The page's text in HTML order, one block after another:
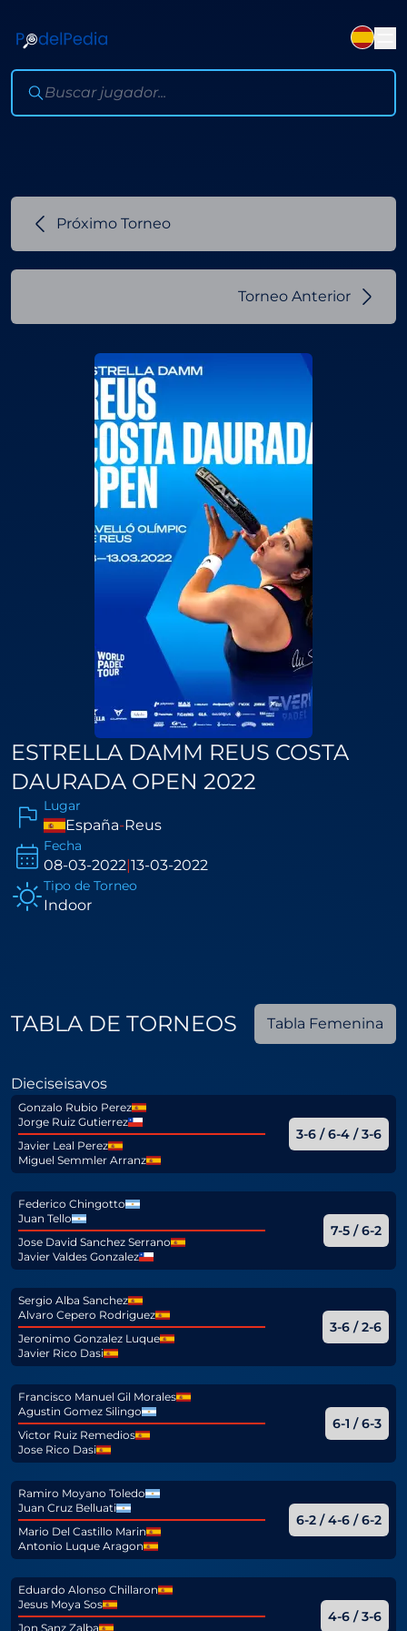
Próximo Torneo
Torneo Anterior
ESTRELLA DAMM REUS COSTA
DAURADA OPEN 2022
Lugar
España-Reus
Fecha
08-03-2022|13-03-2022
Tipo de Torneo
Indoor
TABLA DE TORNEOS Tabla Femenina
Dieciseisavos
Gonzalo Rubio Perez
Jorge Ruiz Gutierrez
Javier Leal Perez
Miguel Semmler Arranz
3-6 / 6-4 / 3-6
Federico Chingotto
Juan Tello
Jose David Sanchez Serrano
Javier Valdes Gonzalez
7-5 / 6-2
Sergio Alba Sanchez
Alvaro Cepero Rodriguez
Jeronimo Gonzalez Luque
Javier Rico Dasi
3-6 / 2-6
Francisco Manuel Gil Morales
Agustin Gomez Silingo
Victor Ruiz Remedios
Jose Rico Dasi
6-1 / 6-3
Ramiro Moyano Toledo
Juan Cruz Belluati
Mario Del Castillo Marin
Antonio Luque Aragon
6-2 / 4-6 / 6-2
Eduardo Alonso Chillaron
Jesus Moya Sos
Jon Sanz Zalba
4-6 / 3-6